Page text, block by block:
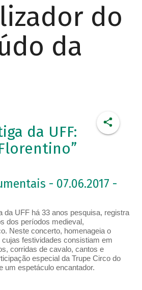
do
da
da UFF:
- 07.06.2017 -
da UFF há 33 anos pesquisa, registra
dos períodos medieval,
Neste concerto, homenageia o
festividades consistiam em
corridas de cavalo, cantos e
especial da Trupe Circo do
um espetáculo encantador.